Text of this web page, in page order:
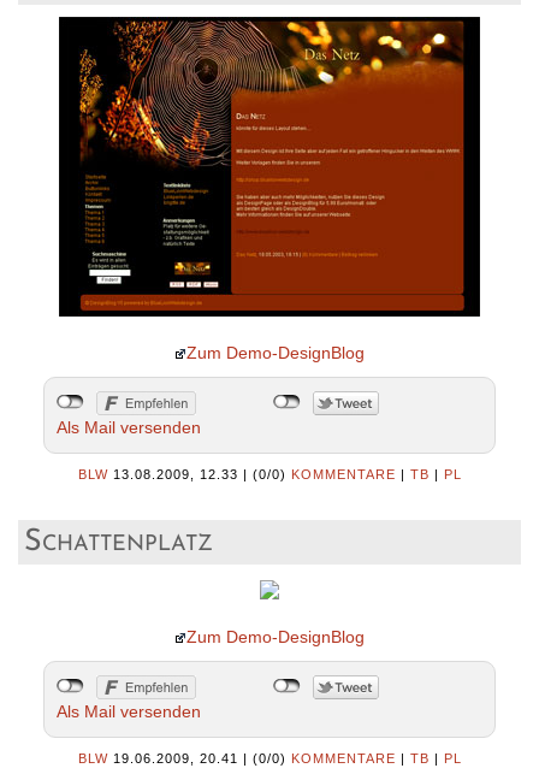
Zum Demo-DesignBlog
Als Mail versenden
BLW 13.08.2009, 12.33 | (0/0) KOMMENTARE | TB | PL
Schattenplatz
Zum Demo-DesignBlog
Als Mail versenden
BLW 19.06.2009, 20.41 | (0/0) KOMMENTARE | TB | PL